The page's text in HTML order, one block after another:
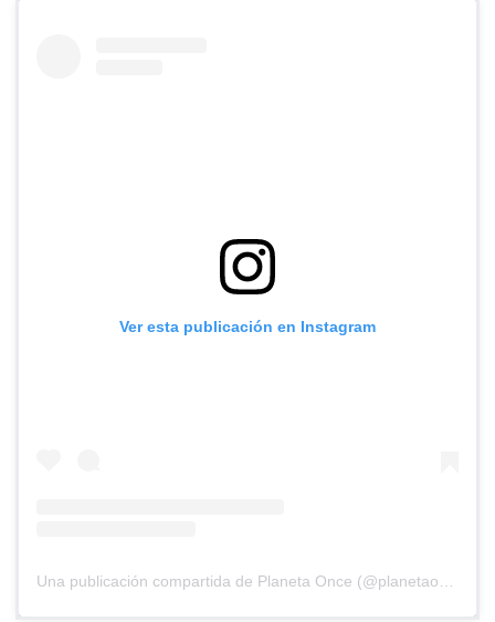
Ver esta publicación en Instagram